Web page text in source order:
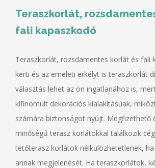
Teraszkorlát,
fali kapaszkodó
Teraszkorlát, rozsdamentes korlát és fali
kerti és az emeleti erkélyt is teraszkorlát
választás lehet az ön ingatlanához is,
kifinomult dekorációs kialakításúak,
számára biztonságot nyújt. Megfizethető
minőségű terasz korlátokkal találkozik
tetőterasz korlátok nélkülözhetetlenek,
annak megjelenését. Ha teraszkorlátok,